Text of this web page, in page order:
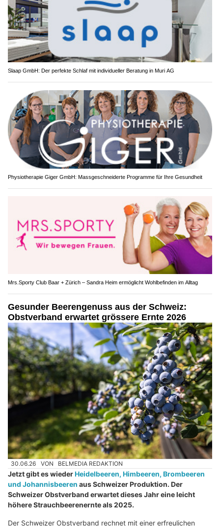
Slaap GmbH: Der perfekte Schlaf mit individueller Beratung in Muri AG
Physiotherapie Giger GmbH: Massgeschneiderte Programme für Ihre Gesundheit
Mrs.Sporty Club Baar + Zürich – Sandra Heim ermöglicht Wohlbefinden im Alltag
Gesunder Beerengenuss aus der Schweiz:
Obstverband erwartet grössere Ernte 2026
30.06.26 VON BELMEDIA REDAKTION
Jetzt gibt es wiederHeidelbeeren, Himbeeren, Brombeeren
und Johannisbeeren aus Schweizer Produktion. Der
Schweizer Obstverband erwartet dieses Jahr eine leicht
höhere Strauchbeerenernte als 2025.
Der Schweizer Obstverband rechnet mit einer erfreulichen